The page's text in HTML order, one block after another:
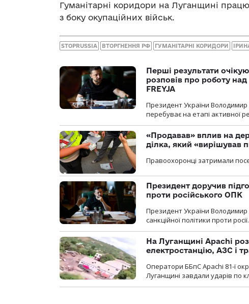
Гуманітарні коридори на Луганщині
з боку окупаційних військ.
STOPRUSSIA ВТОРГНЕННЯ РФ ГУМАНІТАРНІ КОРИДОРИ
Перші результати
розповів про роботу
FREYJA
Президент України Володимир
перебуває на етапі активної
«Продавав» вплив на
ділка, який «вирішував
Правоохоронці затримали
Президент доручив
проти російського ОПК
Президент України
санкційної політики проти росії.
На Луганщині Apachi
електростанцію, АЗС і
Оператори ББпС Apachi 81-ї
Луганщині завдали ударів по